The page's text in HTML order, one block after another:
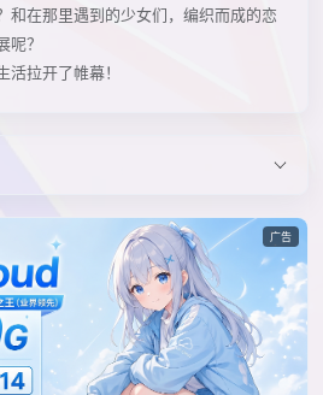
和在那里遇到的少女们，编织而成的恋
呢？
活拉开了帷幕！
广告